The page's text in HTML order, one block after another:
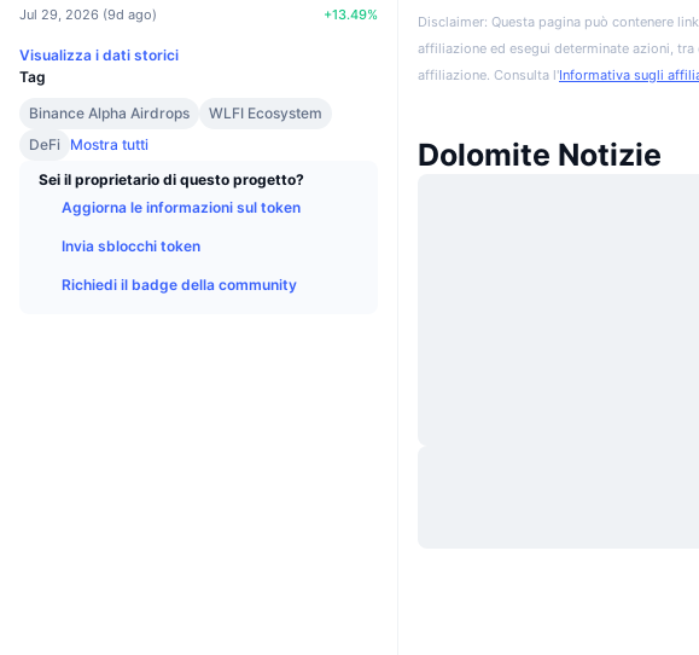
Jul 29, 2026 (9d ago) +13.49%
Visualizza i dati storici
Tag
Binance Alpha Airdrops
WLFI Ecosystem
DeFi Mostra tutti
Sei il proprietario di questo progetto?
Aggiorna le informazioni sul token
Invia sblocchi token
Richiedi il badge della community
Disclaimer: Questa pagina può contenere
affiliazione ed esegui determinate azioni,
affiliazione. Consulta l'Informativa sugli
Dolomite Notizie